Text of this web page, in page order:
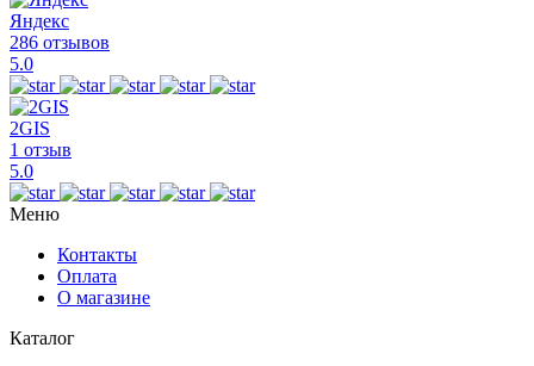
Яндекс
286 отзывов
5.0
2GIS
1 отзыв
5.0
Меню
Контакты
Оплата
О магазине
Каталог